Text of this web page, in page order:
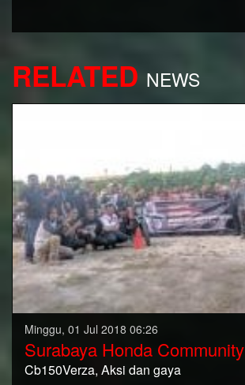
RELATED NEWS
Minggu, 01 Jul 2018 06:26
Surabaya Honda Community
Cb150Verza, Aksi dan gaya